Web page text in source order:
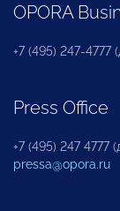
OPORA
+7 (495) 247-4777
Press Office
+7 (495) 247 4777
pressa@opora.ru